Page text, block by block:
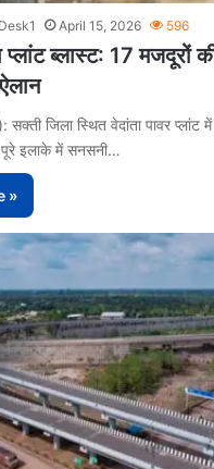
April 15, 2026 596
प्लांट ब्लास्ट: 17 मजदूरों
सक्ती जिला स्थित वेदांता पावर प्लांट
पूरे इलाके में सनसनी…
»